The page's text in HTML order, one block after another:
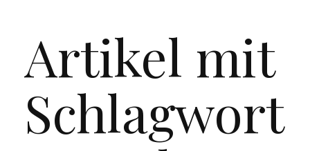
Artikel mit
Schlagwort